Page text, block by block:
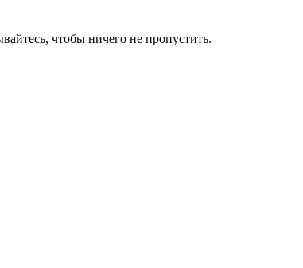
чтобы ничего не пропустить.